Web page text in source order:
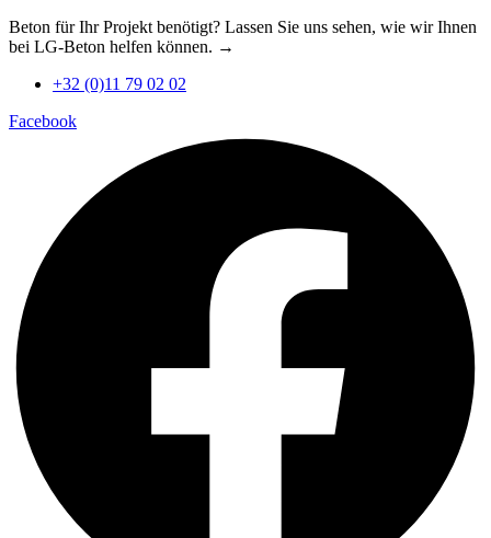
Zum
Inhalt
Beton für Ihr Projekt benötigt? Lassen Sie uns sehen, wie wir Ihnen
bei LG-Beton helfen können. →
+32 (0)11 79 02 02
Facebook